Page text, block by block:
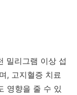
밀리그램 이상 섭
, 고지혈증 치료
영향을 줄 수 있